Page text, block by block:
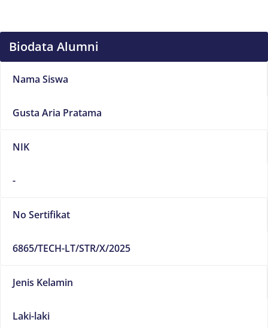
Biodata Alumni
Nama Siswa
Gusta Aria Pratama
NIK
-
No Sertifikat
6865/TECH-LT/STR/X/2025
Jenis Kelamin
Laki-laki